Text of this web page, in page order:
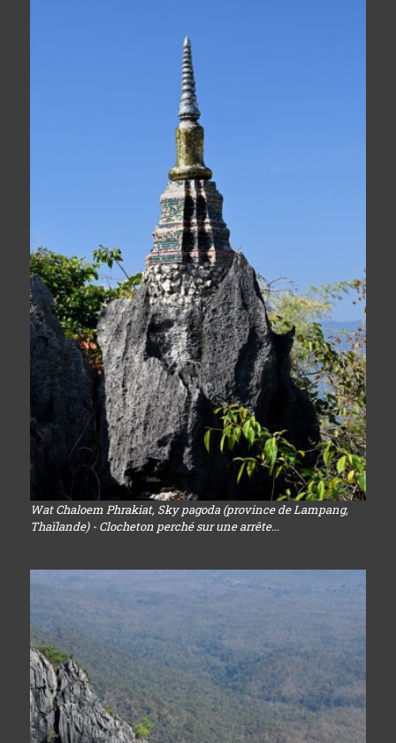
Wat Chaloem Phrakiat, Sky pagoda (province de Lampang,
Thaïlande) - Clocheton perché sur une arrête...